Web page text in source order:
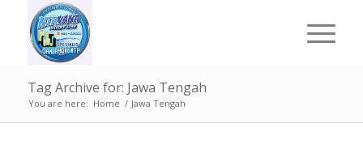
Tag Archive for: Jawa Tengah
You are here: Home / Jawa Tengah